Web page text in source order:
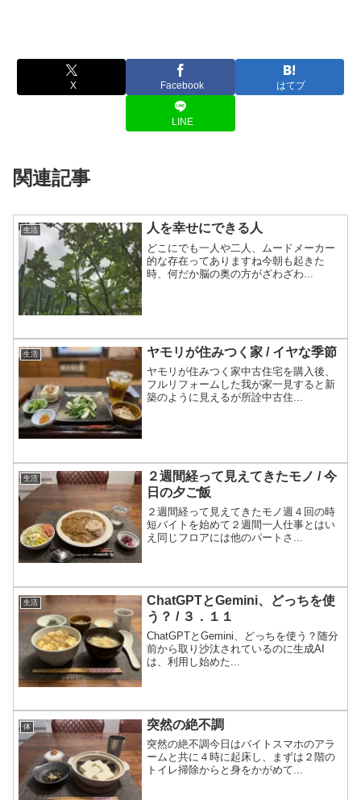
X Facebook はてブ
LINE
関連記事
生活 人を幸せにできる人
どこにでも一人や二人、ムードメーカー
的な存在ってありますね今朝も起きた
時、何だか脳の奥の方がざわざわ...
生活 ヤモリが住みつく家 / イヤな季節
ヤモリが住みつく家中古住宅を購入後、
フルリフォームした我が家一見すると新
築のように見えるが所詮中古住...
生活
２週間経って見えてきたモノ / 今
日の夕ご飯
２週間経って見えてきたモノ週４回の時
短バイトを始めて２週間一人仕事とはい
え同じフロアには他のパートさ...
生活
ChatGPTとGemini、どっちを使
う？ / ３．１１
ChatGPTとGemini、どっちを使う？随分
前から取り沙汰されているのに生成AI
は、利用し始めた...
体 突然の絶不調
突然の絶不調今日はバイトスマホのアラ
ームと共に４時に起床し、まずは２階の
トイレ掃除からと身をかがめて...